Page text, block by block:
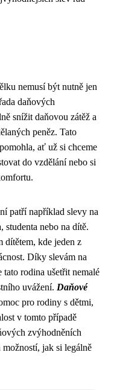
nemusí být nutně jen
daňových
snížit daňovou zátěž a
peněz. Tato
ať už si chceme
do vzdělání nebo si
patří například slevy na
studenta nebo na dítě.
dítětem, kde jeden z
Díky slevám na
tato rodina ušetřit nemalé
uvážení. Daňové
pro rodiny s dětmi,
v tomto případě
zvýhodněních
jak si legálně